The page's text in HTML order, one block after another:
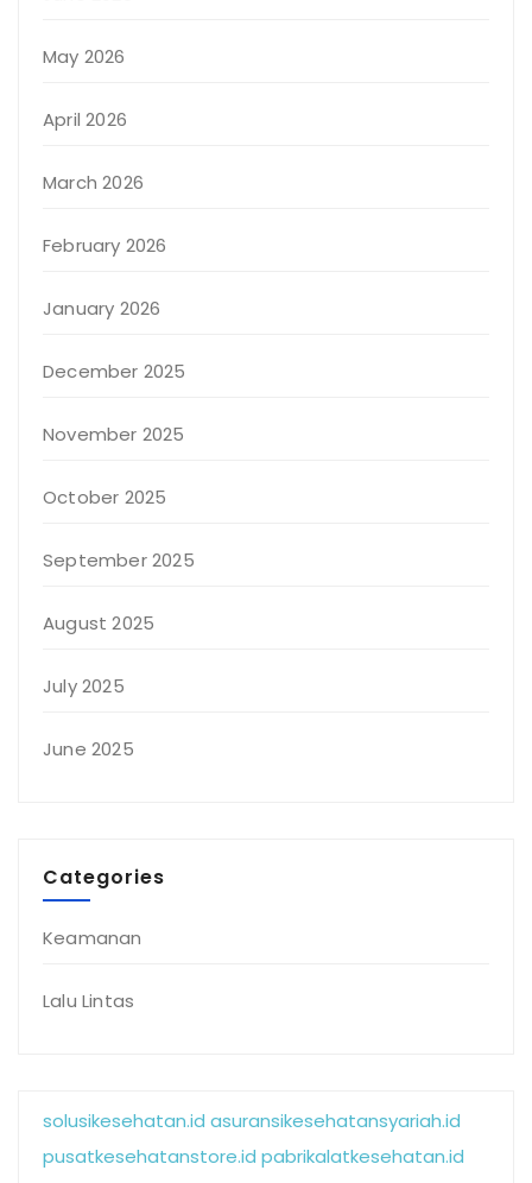
May 2026
April 2026
March 2026
February 2026
January 2026
December 2025
November 2025
October 2025
September 2025
August 2025
July 2025
June 2025
Categories
Keamanan
Lalu Lintas
solusikesehatan.id asuransikesehatansyariah.id
pusatkesehatanstore.id pabrikalatkesehatan.id